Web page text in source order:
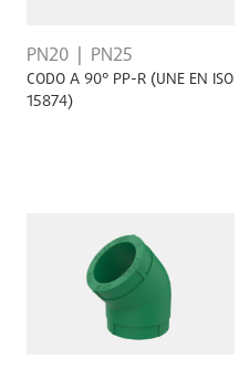
PN20 PN25
CODO A 90° PP-R (UNE EN ISO
15874)